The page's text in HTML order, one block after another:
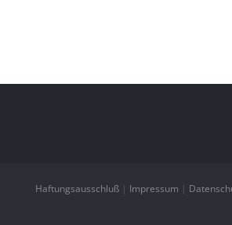
Haftungsausschluß | Impressum |